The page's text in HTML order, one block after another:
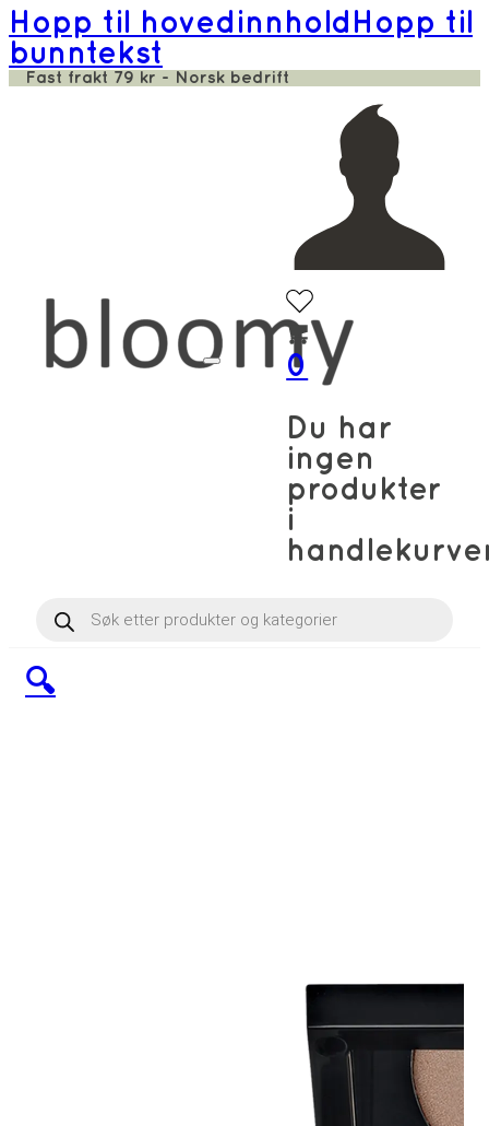
Hopp til hovedinnhold Hopp til
bunntekst
Fast frakt 79 kr - Norsk bedrift
Products
0
Du har
ingen
produkter
i
🔍